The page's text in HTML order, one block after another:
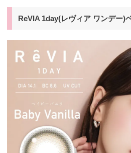
ReVIA 1day(レヴィア ワンデー)